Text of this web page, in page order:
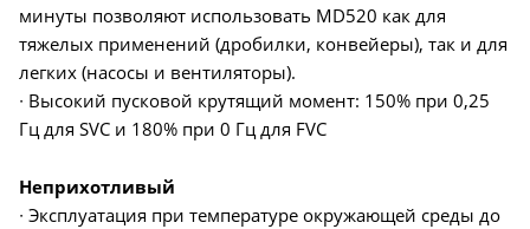
минуты позволяют использовать MD520 как для
тяжелых применений (дробилки, конвейеры), так и для
легких (насосы и вентиляторы).
∙ Высокий пусковой крутящий момент: 150% при 0,25
Гц для SVC и 180% при 0 Гц для FVC
Неприхотливый
∙ Эксплуатация при температуре окружающей среды до